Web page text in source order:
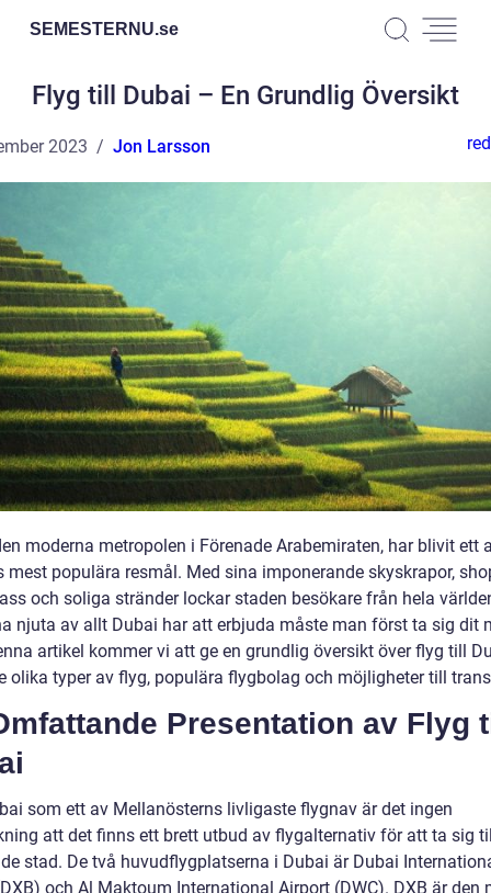
SEMESTERNU.se
Flyg till Dubai – En Grundlig Översikt
2023 Jon Larsson
moderna metropolen i Förenade Arabemiraten, har blivit ett
mest populära resmål. Med sina imponerande skyskrapor,
och soliga stränder lockar staden besökare från hela
njuta av allt Dubai har att erbjuda måste man först ta sig dit
artikel kommer vi att ge en grundlig översikt över flyg till
olika typer av flyg, populära flygbolag och möjligheter till
Presentation av Flyg
som ett av Mellanösterns livligaste flygnav är det ingen
att det finns ett brett utbud av flygalternativ för att ta sig
stad. De två huvudflygplatserna i Dubai är Dubai
och Al Maktoum International Airport (DWC). DXB är den